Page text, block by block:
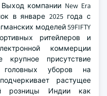
компании New Era
в январе 2025 года с
моделей 59FIFTY
ритейлеров и
коммерции
крупное присутствие
головных уборов на
растущее
розницы Индии как